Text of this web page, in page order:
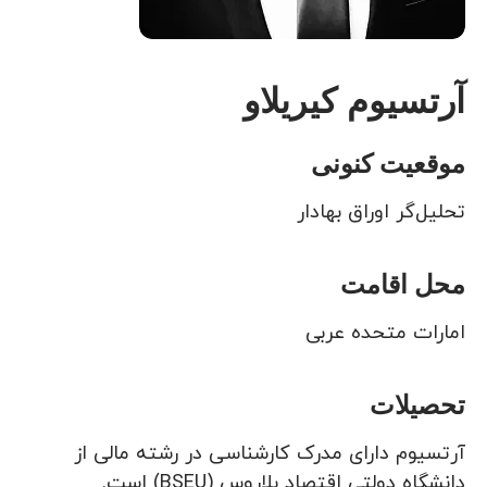
آرتسیوم کیریلاو
موقعیت کنونی
تحلیل‌گر اوراق بهادار
محل اقامت
امارات متحده عربی
تحصیلات
آرتسیوم دارای مدرک کارشناسی در رشته مالی از